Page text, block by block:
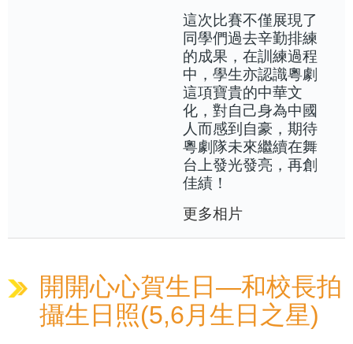
這次比賽不僅展現了
同學們過去辛勤排練
的成果，在訓練過程
中，學生亦認識粵劇
這項寶貴的中華文
化，對自己身為中國
人而感到自豪，期待
粵劇隊未來繼續在舞
台上發光發亮，再創
佳績！
更多相片
開開心心賀生日—和校長拍
攝生日照(5,6月生日之星)